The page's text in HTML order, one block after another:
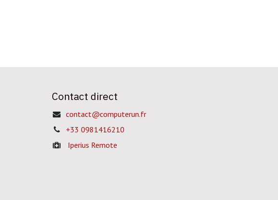
Contact direct
contact@computerun.fr
+33 0981416210
Iperius Remote